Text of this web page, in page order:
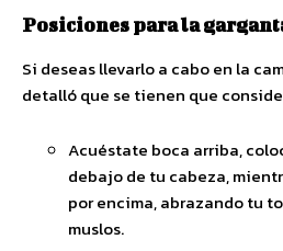
Posiciones para la
Si deseas llevarlo a cabo en la
detalló que se tienen que
Acuéstate boca arriba,
debajo de tu cabeza,
por encima, abrazando tu
muslos.